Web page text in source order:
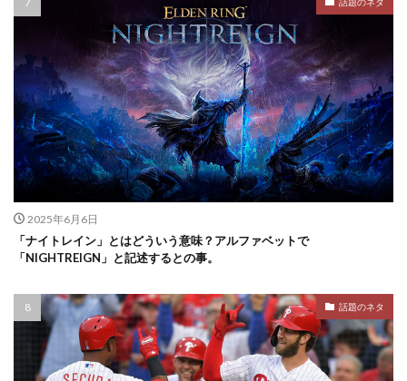
2025年6月6日
「ナイトレイン」とはどういう意味？アルファベットで
「NIGHTREIGN」と記述するとの事。
話題のネタ